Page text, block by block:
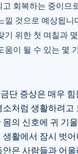
회복하는 중이므
낄 것으로 예상됩니
기 위한 첫 며칠과
움이 될 수 있는 몇
단 증상은 매우
소처럼 생활하려고
몸의 신호에 귀 기
생활에서 잠시 벗어
안은 사람들과 어울